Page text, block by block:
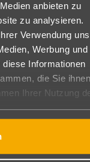
anbieten zu
zu analysieren.
Verwendung
Werbung und
Informationen
die Sie ihnen
Ihrer Nutzung